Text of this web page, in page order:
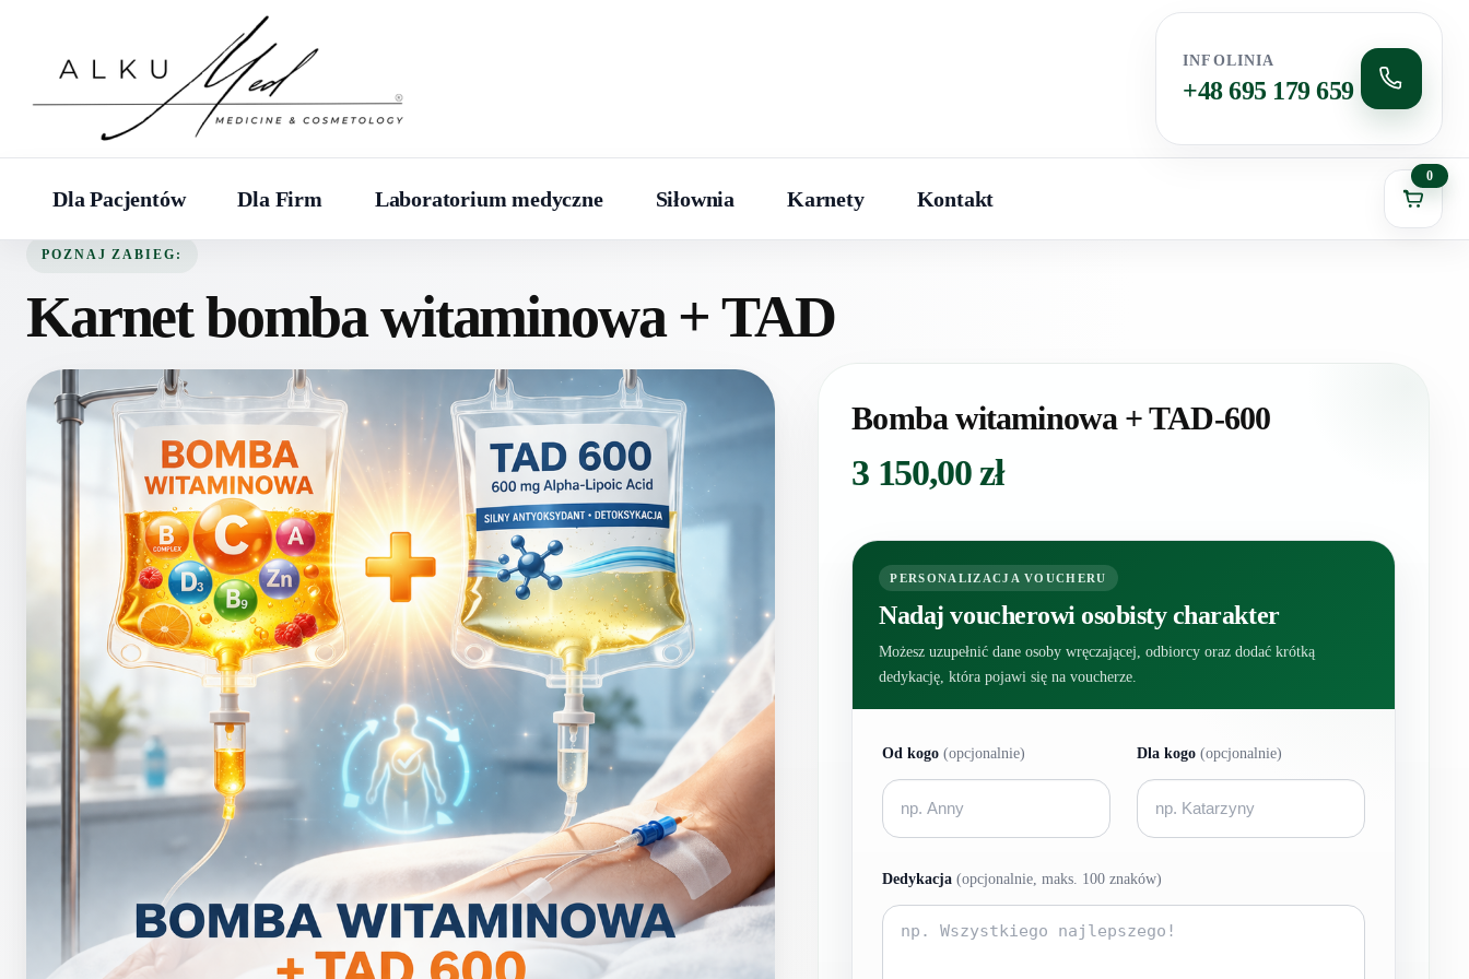
INFOLINIA
+48 695 179 659
Dla Pacjentów Dla Firm Laboratorium medyczne Siłownia Karnety Kontakt
0
POZNAJ ZABIEG:
Karnet bomba witaminowa + TAD
Bomba witaminowa + TAD-600
3 150,00 zł
PERSONALIZACJA VOUCHERU
Nadaj voucherowi osobisty charakter
Możesz uzupełnić dane osoby wręczającej, odbiorcy oraz dodać krótką
dedykację, która pojawi się na voucherze.
Od kogo(opcjonalnie) Dla kogo(opcjonalnie)
Dedykacja(opcjonalnie, maks. 100 znaków)